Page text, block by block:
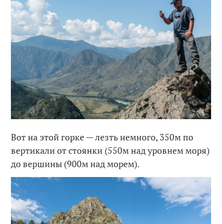
Вот на этой горке — лезть немного, 350м по
вертикали от стоянки (550м над уровнем моря)
до вершины (900м над морем).